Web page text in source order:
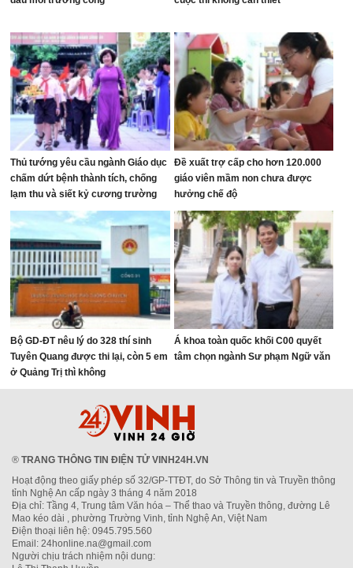
Thủ tướng yêu cầu ngành Giáo dục
chấm dứt bệnh thành tích, chống
lạm thu và siết kỷ cương trường
học
Đề xuất trợ cấp cho hơn 120.000
giáo viên mầm non chưa được
hưởng chế độ
Bộ GD-ĐT nêu lý do 328 thí sinh
Tuyên Quang được thi lại, còn 5 em
ở Quảng Trị thì không
Á khoa toàn quốc khối C00 quyết
tâm chọn ngành Sư phạm Ngữ văn
® TRANG THÔNG TIN ĐIỆN TỬ VINH24H.VN
Hoạt động theo giấy phép số 32/GP-TTĐT, do Sở Thông tin và Truyền thông
tỉnh Nghệ An cấp ngày 3 tháng 4 năm 2018
Địa chỉ: Tầng 4, Trung tâm Văn hóa – Thể thao và Truyền thông, đường Lê
Mao kéo dài , phường Trường Vinh, tỉnh Nghệ An, Việt Nam
Điện thoại liên hệ: 0945.795.560
Email: 24honline.na@gmail.com
Người chịu trách nhiệm nội dung: